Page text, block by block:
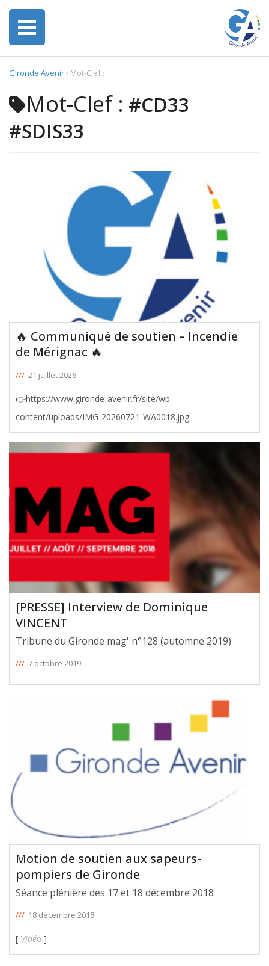
Gironde Avenir› Mot-Clef :
Mot-Clef : #CD33
#SDIS33
🔥 Communiqué de soutien – Incendie
de Mérignac 🔥
/// 21 juillet 2026
👉https://www.gironde-avenir.fr/site/wp-
content/uploads/IMG-20260721-WA0018.jpg
[PRESSE] Interview de Dominique
VINCENT
Tribune du Gironde mag' n°128 (automne 2019)
/// 7 octobre 2019
Motion de soutien aux sapeurs-
pompiers de Gironde
Séance plénière des 17 et 18 décembre 2018
/// 18 décembre 2018
[ Vidéo ]